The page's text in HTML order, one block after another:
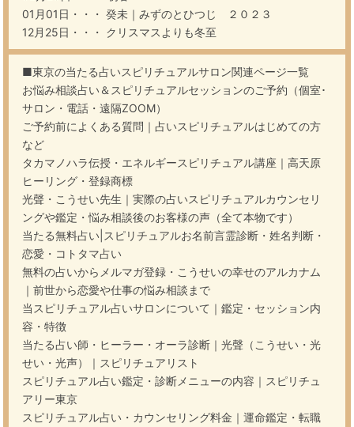
01月01日・・・ 癸未｜みずのとひつじ ２０２３
12月25日・・・ クリスマスよりも冬至
■東京の当たる占いスピリチュアルサロン関連ページ一覧
お悩み相談占い＆スピリチュアルセッションのご予約（個室･
サロン・電話・遠隔ZOOM）
ご予約前によくある質問｜占いスピリチュアルはじめての方
など
タカマノハラ伝授・エネルギースピリチュアル講座｜高天原
ヒーリング・登録商標
光聲・こうせい先生｜実際の占いスピリチュアルカウンセリ
ングや鑑定・悩み相談後のお客様の声（全て本物です）
当たる無料占い|スピリチュアルお名前言霊診断・姓名判断・
恋愛・コトタマ占い
無料の占いからメルマガ登録・こうせいの幸せのアルカナム
｜前世から恋愛や仕事の悩み相談まで
当スピリチュアル占いサロンについて｜鑑定・セッション内
容・特徴
当たる占い師・ヒーラー・オーラ診断｜光聲（こうせい・光
せい・光声）｜スピリチュアリスト
スピリチュアル占い鑑定・診断メニューの内容｜スピリチュ
アリー東京
スピリチュアル占い・カウンセリング料金｜運命鑑定・転職